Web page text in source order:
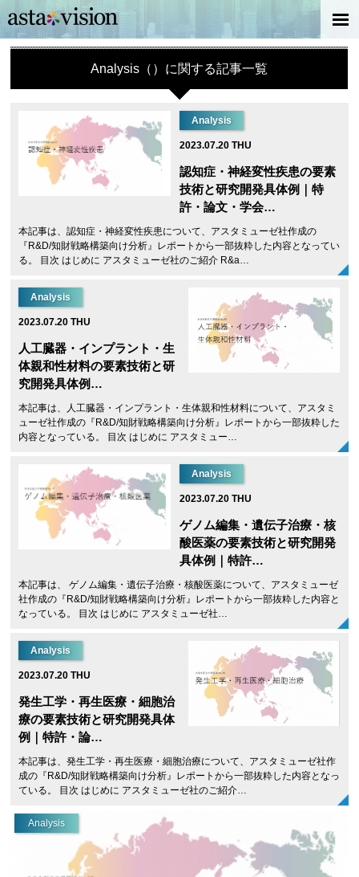
Analysis（）に関する記事一覧
Analysis
2023.07.20 THU
認知症・神経変性疾患の要素
技術と研究開発具体例｜特
許・論文・学会…
本記事は、認知症・神経変性疾患について、アスタミューゼ社作成の
『R&D/知財戦略構築向け分析』レポートから一部抜粋した内容となってい
る。 目次 はじめに アスタミューゼ社のご紹介 R&a…
Analysis
2023.07.20 THU
人工臓器・インプラント・生
体親和性材料の要素技術と研
究開発具体例…
本記事は、人工臓器・インプラント・生体親和性材料について、アスタミ
ューゼ社作成の『R&D/知財戦略構築向け分析』レポートから一部抜粋した
内容となっている。 目次 はじめに アスタミュー…
Analysis
2023.07.20 THU
ゲノム編集・遺伝子治療・核
酸医薬の要素技術と研究開発
具体例｜特許…
本記事は、 ゲノム編集・遺伝子治療・核酸医薬について、アスタミューゼ
社作成の『R&D/知財戦略構築向け分析』レポートから一部抜粋した内容と
なっている。 目次 はじめに アスタミューゼ社…
Analysis
2023.07.20 THU
発生工学・再生医療・細胞治
療の要素技術と研究開発具体
例｜特許・論…
本記事は、発生工学・再生医療・細胞治療について、アスタミューゼ社作
成の『R&D/知財戦略構築向け分析』レポートから一部抜粋した内容となっ
ている。 目次 はじめに アスタミューゼ社のご紹介…
Analysis